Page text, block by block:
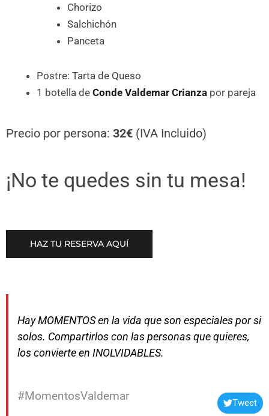
Chorizo
Salchichón
Panceta
Postre: Tarta de Queso
1 botella de Conde Valdemar Crianza por pareja
Precio por persona: 32€ (IVA Incluido)
¡No te quedes sin tu mesa!
HAZ TU RESERVA AQUÍ
Hay MOMENTOS en la vida que son especiales por si
solos. Compartirlos con las personas que quieres,
los convierte en INOLVIDABLES.
#MomentosValdemar Tweet